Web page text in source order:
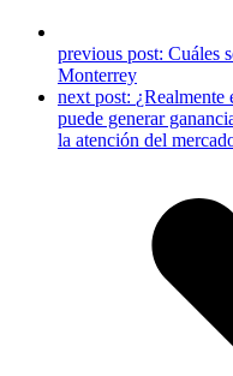
previous post: Cuáles
Monterrey
next post:
puede generar
la atención del